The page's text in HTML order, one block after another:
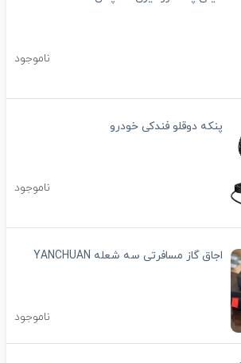
ناموجود
پنکه دوقلو فندکی خودرو
ناموجود
اجاق گاز مسافرتی سه شعله YANCHUAN
ناموجود